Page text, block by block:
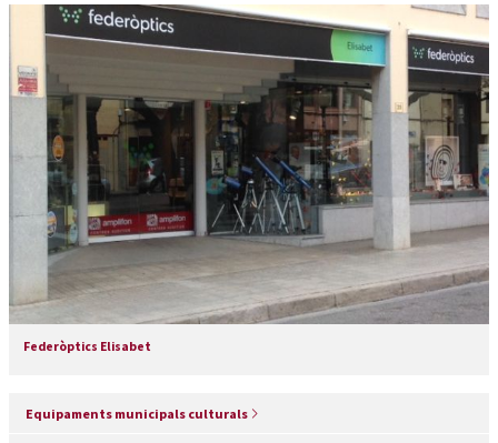
Federòptics Elisabet
Equipaments municipals culturals